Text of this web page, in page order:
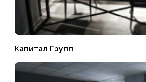
Капитал Групп